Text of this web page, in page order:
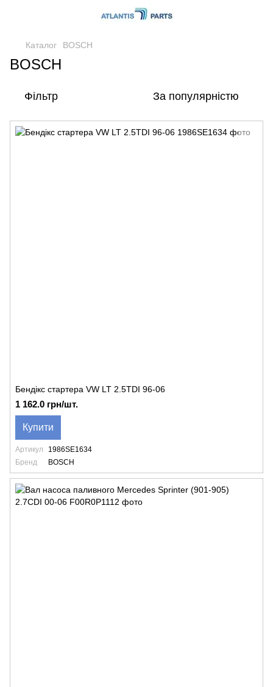
Каталог BOSCH
BOSCH
Фільтр За популярністю
Бендікс стартера VW LT 2.5TDI 96-06
1 162.0 грн/шт.
Купити
Артикул
1986SE1634
Бренд
BOSCH